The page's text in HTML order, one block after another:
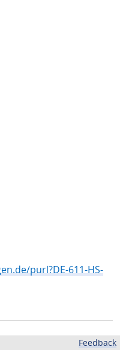
purl?DE-611-HS-
Feedback